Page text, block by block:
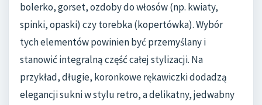
bolerko, gorset, ozdoby do włosów (np. kwiaty,
spinki, opaski) czy torebka (kopertówka). Wybór
tych elementów powinien być przemyślany i
stanowić integralną część całej stylizacji. Na
przykład, długie, koronkowe rękawiczki dodadzą
elegancji sukni w stylu retro, a delikatny, jedwabny